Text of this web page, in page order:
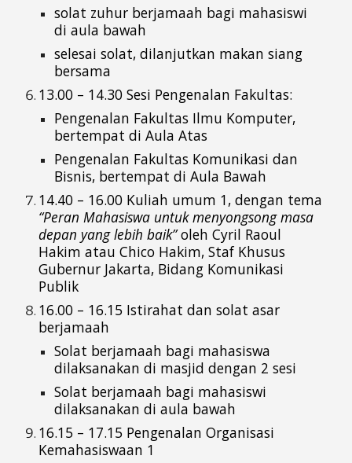
solat zuhur berjamaah bagi mahasiswi
di aula bawah
selesai solat, dilanjutkan makan siang
bersama
13.00 – 14.30 Sesi Pengenalan Fakultas:
Pengenalan Fakultas Ilmu Komputer,
bertempat di Aula Atas
Pengenalan Fakultas Komunikasi dan
Bisnis, bertempat diAula Bawah
14.40 – 16.00 Kuliah umum 1, dengan tema
“Peran Mahasiswa untuk menyongsong masa
depan yang lebih baik”olehCyril Raoul
Hakim atau Chico Hakim,Staf Khusus
Gubernur Jakarta, Bidang Komunikasi
Publik
16.00 – 16.15 Istirahat dan solat asar
berjamaah
Solat berjamaah bagi mahasiswa
dilaksanakan di masjid dengan 2 sesi
Solat berjamaah bagi mahasiswi
dilaksanakan di aula bawah
16.15 – 17.15 PengenalanOrganisasi
Kemahasiswaan 1